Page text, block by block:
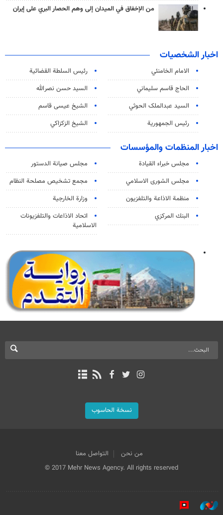
من الإخفاق في الميدان إلى وهم الحصار البري على إيران
اخبار الشخصيات
الامام الخامنئي
رئیس السلطة القضائیة
الحاج قاسم سليماني
السيد حسن نصرالله
السید عبدالملک الحوثي
الشيخ عيسى قاسم
رئيس الجمهورية
الشيخ الزكزاكي
اخبار المنظمات والمؤسسات
مجلس خبراء القيادة
مجلس صيانة الدستور
مجلس الشورى الاسلامي
مجمع تشخيص مصلحة النظام
منظمة الاذاعة والتلفزیون
وزارة الخارجية
البنك المركزي
اتحاد الاذاعات والتلفزيونات
الاسلامية
نسخة الحاسوب
من نحن
التواصل معنا
© 2017 Mehr News Agency. All rights reserved